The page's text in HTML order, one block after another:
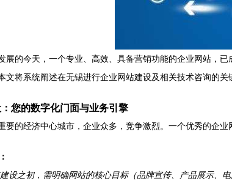
展的今天，一个专业、高效、具备营销功能的企业网站，
文将系统阐述在无锡进行企业网站建设及相关技术咨询的关
您的数字化门面与业务引擎
要的经济中心城市，企业众多，竞争激烈。一个优秀的企
设之初，需明确网站的核心目标（品牌宣传、产品展示、